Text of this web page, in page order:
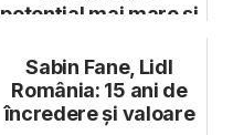
potențial mai mare și
Sabin Fane, Lidl
România: 15 ani de
încredere și valoare